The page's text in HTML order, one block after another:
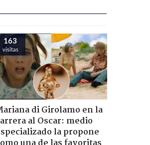
163
visitas
di Girolamo en la
al Oscar: medio
la propone